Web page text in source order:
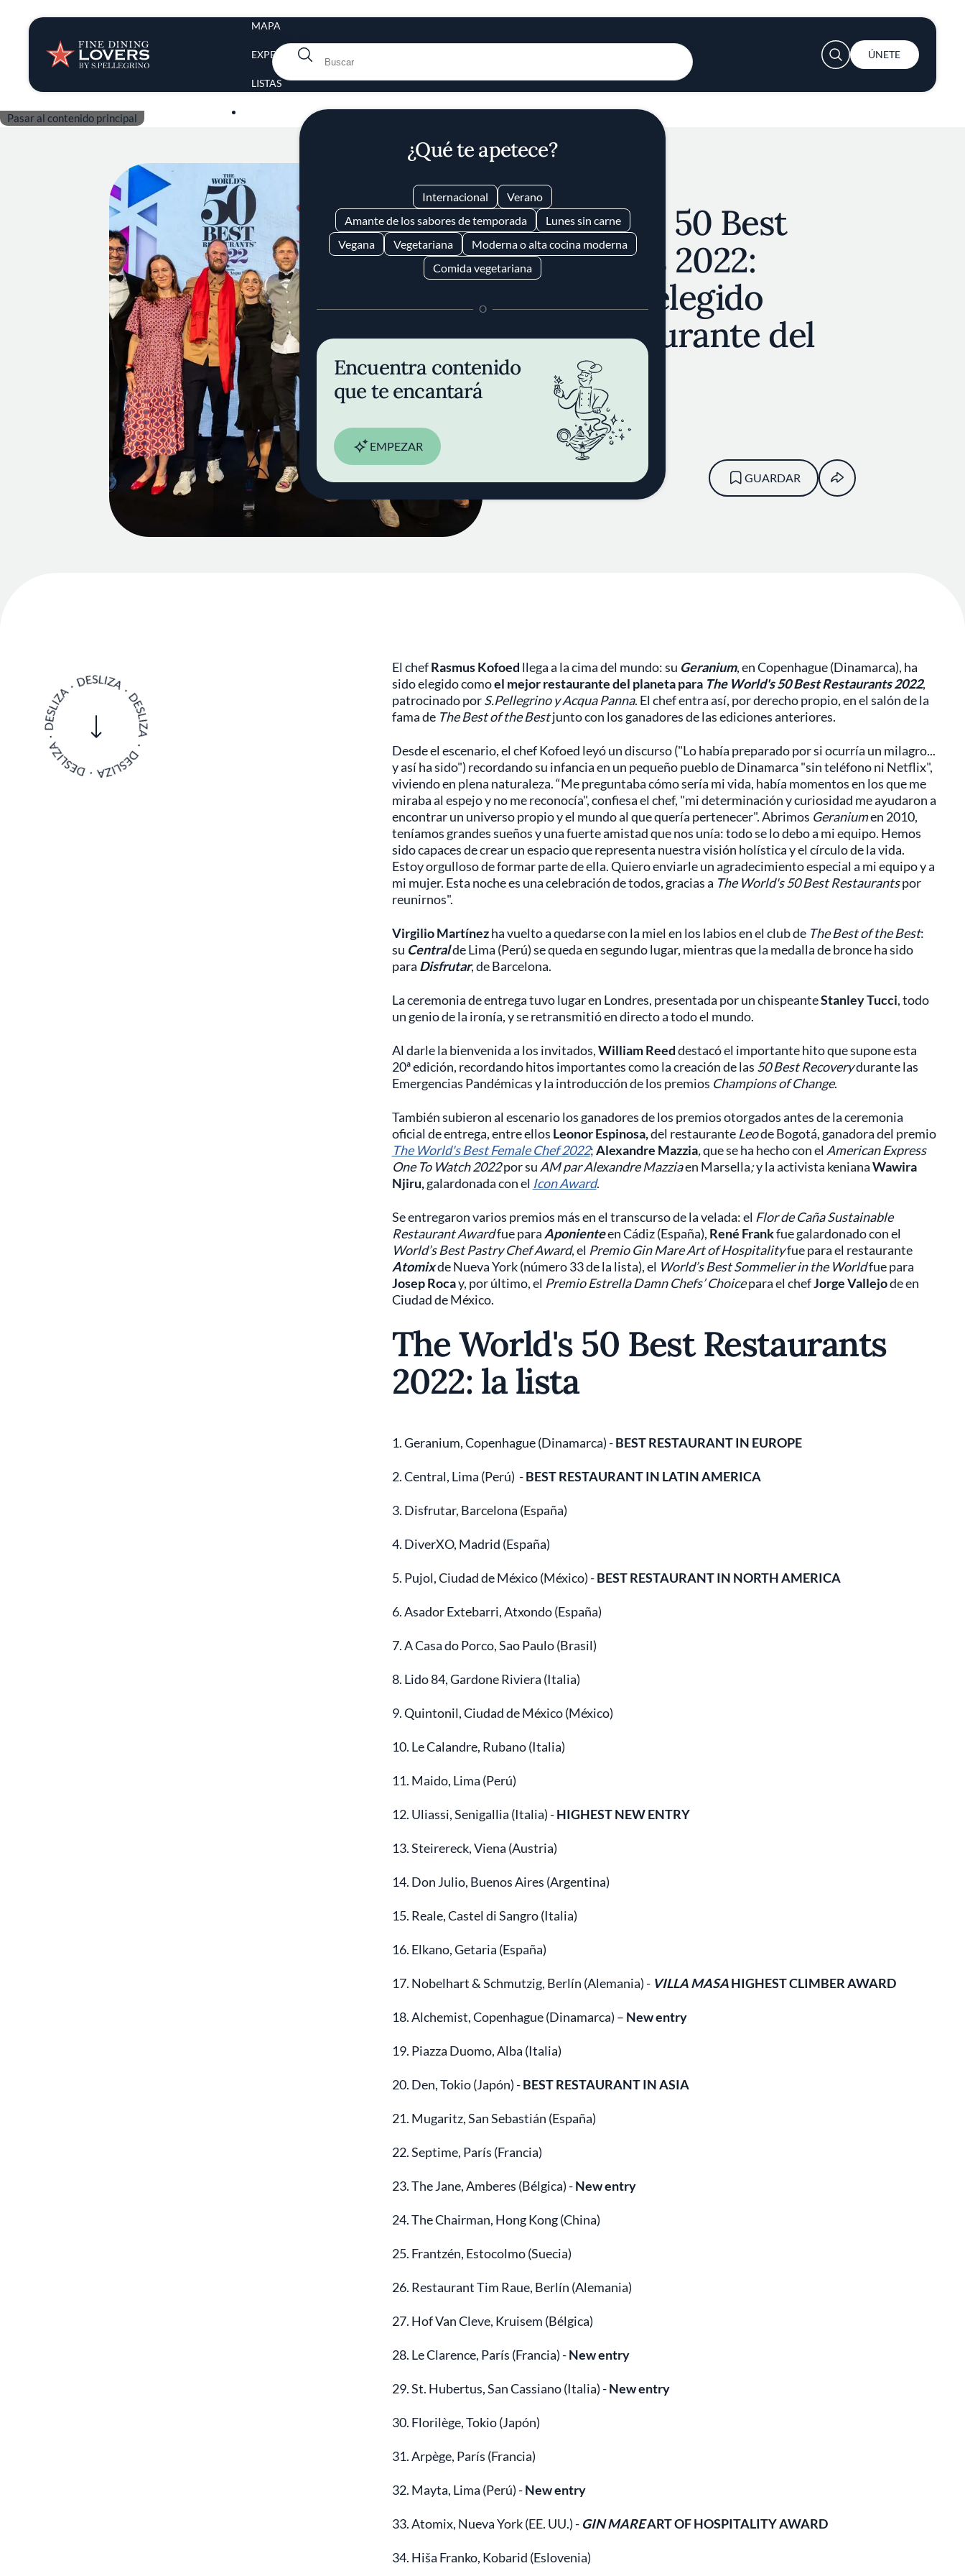
Pasar al contenido principal
MAPA
EXPERTOS
LISTAS
INSPIRACIÓN
Opinión y noticias
Recetas
Consejos y trucos
Series
¿Qué te apetece?
Internacional
Verano
Amante de los sabores de temporada
Lunes sin carne
Vegana
Vegetariana
Moderna o alta cocina moderna
Comida vegetariana
O
Encuentra contenido
que te encantará
EMPEZAR
con los mejores chefs del mundo y
con apasionados amantes de la
gastronomía. Descubre selecciones
de expertos, experiencias curadas
y una obsesión compartida por el
buen vivir.
ENTRAR
User
account
ÚNETE
The World's 50 Best
Restaurants 2022:
Geranium, elegido
mejor restaurante del
mundo
FINE DINING LOVERS
REDACCIÓN
GUARDAR
El chefRasmus Kofoed llega a la cima del mundo: su Geranium, en Copenhague (Dinamarca), ha
sido elegido comoel mejor restaurante del planeta para The World's 50 Best Restaurants 2022,
patrocinado porS.Pellegrino y Acqua Panna. El chef entra así, por derecho propio, en el salón de la
fama de The Best of the Bestjunto con los ganadores de las ediciones anteriores.
Desde el escenario, el chef Kofoed leyó un discurso ("Lo había preparado por si ocurría un milagro...
y así ha sido") recordando su infancia en un pequeño pueblo de Dinamarca "sin teléfono ni Netflix",
viviendo en plena naturaleza. “Me preguntaba cómo sería mi vida, había momentos en los que me
miraba al espejo y no me reconocía", confiesa el chef, "mi determinación y curiosidad me ayudaron a
encontrar un universo propio y el mundo al que quería pertenecer". Abrimos Geraniumen 2010,
teníamos grandes sueños y una fuerte amistad que nos unía: todo se lo debo a mi equipo. Hemos
sido capaces de crear un espacio que representa nuestra visión holística y el círculo de la vida.
Estoy orgulloso de formar parte de ella. Quiero enviarle un agradecimiento especial a mi equipo y a
mi mujer. Esta noche es una celebración de todos, gracias a The World's 50 Best Restaurantspor
reunirnos".
Virgilio Martínezha vuelto a quedarse con la miel en los labios en el club de The Best of the Best:
su Centralde Lima (Perú) se queda en segundo lugar, mientras que la medalla de bronce ha sido
para Disfrutar, de Barcelona.
La ceremonia de entrega tuvo lugar en Londres, presentada por un chispeanteStanley Tucci, todo
un genio de la ironía, y se retransmitió en directo a todo el mundo.
Al darle la bienvenida a los invitados,William Reeddestacó el importante hito que supone esta
20ª edición, recordando hitos importantes como la creación de las 50 Best Recoverydurante las
Emergencias Pandémicas y la introducción de los premios Champions of Change.
También subieron al escenario los ganadores de los premios otorgados antes de la ceremonia
oficial de entrega, entre ellos Leonor Espinosa,del restaurante Leode Bogotá, ganadora del premio
The World's Best Female Chef 2022;Alexandre Mazzia,que se ha hecho con el American Express
One To Watch 2022por su AM par Alexandre Mazziaen Marsella;y laactivista kenianaWawira
Njiru,galardonada con el Icon Award.
Se entregaron varios premios más en el transcurso de la velada: el Flor de Caña Sustainable
Restaurant Awardfue para Aponienteen Cádiz (España), René Frankfue galardonadocon el
World’s Best Pastry Chef Award, el PremioGin Mare Art of Hospitalityfue para el restaurante
Atomixde Nueva York (número 33 de la lista), el World’s Best Sommelier in the Worldfue para
Josep Rocay, por último, el PremioEstrella Damn Chefs’ Choicepara el chefJorge Vallejode en
Ciudad de México.
The World's 50 Best Restaurants
2022: la lista
1. Geranium, Copenhague (Dinamarca) -BEST RESTAURANT IN EUROPE
2. Central, Lima (Perú) -BEST RESTAURANT IN LATIN AMERICA
3. Disfrutar, Barcelona (España)
4. DiverXO, Madrid (España)
5. Pujol, Ciudad de México (México) -BEST RESTAURANT IN NORTH AMERICA
6. Asador Extebarri, Atxondo (España)
7. A Casa do Porco, Sao Paulo (Brasil)
8. Lido 84, Gardone Riviera (Italia)
9. Quintonil, Ciudad de México (México)
10. Le Calandre, Rubano (Italia)
11. Maido, Lima (Perú)
12. Uliassi, Senigallia (Italia) -HIGHEST NEW ENTRY
13. Steirereck, Viena (Austria)
14. Don Julio, Buenos Aires (Argentina)
15. Reale, Castel di Sangro (Italia)
16. Elkano, Getaria (España)
17. Nobelhart & Schmutzig, Berlín (Alemania) - VILLA MASAHIGHEST CLIMBER AWARD
18. Alchemist, Copenhague (Dinamarca) – New entry
19. Piazza Duomo, Alba (Italia)
20. Den, Tokio (Japón) -BEST RESTAURANT IN ASIA
21. Mugaritz, San Sebastián (España)
22. Septime, París (Francia)
23. The Jane, Amberes (Bélgica) -New entry
24. The Chairman, Hong Kong (China)
25. Frantzén, Estocolmo (Suecia)
26. Restaurant Tim Raue, Berlín (Alemania)
27. Hof Van Cleve, Kruisem (Bélgica)
28. Le Clarence, París (Francia) -New entry
29. St. Hubertus, San Cassiano (Italia) -New entry
30. Florilège, Tokio (Japón)
31. Arpège, París (Francia)
32. Mayta, Lima (Perú) -New entry
33. Atomix, Nueva York (EE. UU.) - GIN MAREART OF HOSPITALITY AWARD
34. Hiša Franko, Kobarid (Eslovenia)